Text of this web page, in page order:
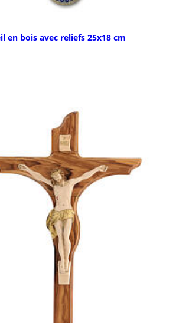
en bois avec reliefs 25x18 cm